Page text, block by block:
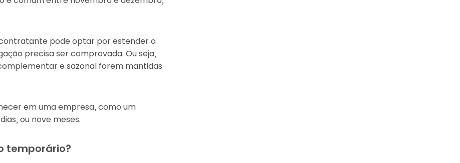
pode optar por estender o
precisa ser comprovada. Ou seja,
e sazonal forem mantidas
em uma empresa, como um
ou nove meses.
temporário?